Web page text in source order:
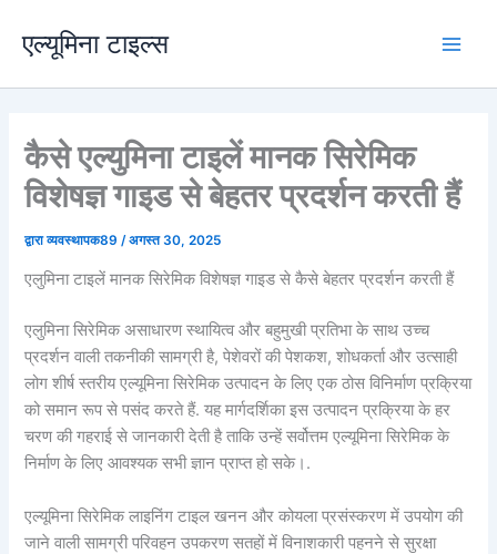
एल्यूमिना टाइल्स
कैसे एल्युमिना टाइलें मानक सिरेमिक
विशेषज्ञ गाइड से बेहतर प्रदर्शन करती हैं
द्वाराव्यवस्थापक89 /अगस्त 30, 2025
एलुमिना टाइलें मानक सिरेमिक विशेषज्ञ गाइड से कैसे बेहतर प्रदर्शन करती हैं
एलुमिना सिरेमिक असाधारण स्थायित्व और बहुमुखी प्रतिभा के साथ उच्च
प्रदर्शन वाली तकनीकी सामग्री है, पेशेवरों की पेशकश, शोधकर्ता और उत्साही
लोग शीर्ष स्तरीय एल्यूमिना सिरेमिक उत्पादन के लिए एक ठोस विनिर्माण प्रक्रिया
को समान रूप से पसंद करते हैं. यह मार्गदर्शिका इस उत्पादन प्रक्रिया के हर
चरण की गहराई से जानकारी देती है ताकि उन्हें सर्वोत्तम एल्यूमिना सिरेमिक के
निर्माण के लिए आवश्यक सभी ज्ञान प्राप्त हो सके।.
एल्यूमिना सिरेमिक लाइनिंग टाइल खनन और कोयला प्रसंस्करण में उपयोग की
जाने वाली सामग्री परिवहन उपकरण सतहों में विनाशकारी पहनने से सुरक्षा